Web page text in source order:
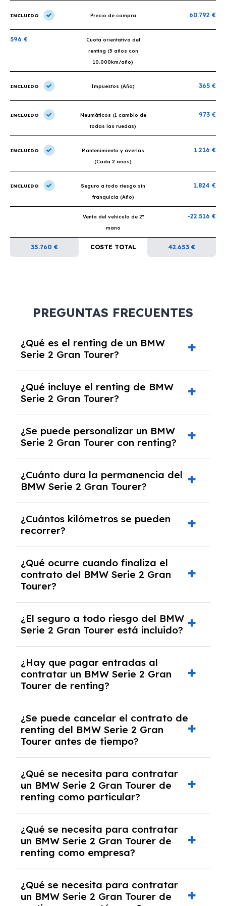
INCLUIDO Precio de compra 60.792 €
596 €
Cuota orientativa del
renting (5 años con
10.000km/año)
INCLUIDO Impuestos (Año) 365 €
INCLUIDO
Neumáticos (1 cambio de
todas las ruedas)
973 €
INCLUIDO
Mantenimiento y averías
(Cada 2 años)
1.216 €
INCLUIDO
Seguro a todo riesgo sin
franquicia (Año)
1.824 €
Venta del vehículo de 2ª
mano
-22.516 €
35.760 € COSTE TOTAL 42.653 €
PREGUNTAS FRECUENTES
¿Qué es el renting de un BMW
Serie 2 Gran Tourer?
un contrato de alquiler a largo plazo en el que
pagas una cuota mensual fija por el uso del
coche durante un periodo determinado,
generalmente entre 2 y 5 años.
¿Qué incluye el renting de BMW
Serie 2 Gran Tourer?
seguro a todo riesgo, mantenimiento,
reparaciones, impuestos, asistencia en
carretera y gestión de la documentación.
¿Se puede personalizar un BMW
Serie 2 Gran Tourer con renting?
opciones y equipamiento adicional, siempre y
cuando lo pactes con la empresa de renting.
¿Cuánto dura la permanencia del
BMW Serie 2 Gran Tourer?
renting, que normalmente varía entre 2 y 5
años.
¿Cuántos kilómetros se pueden
recorrer?
contrato y puede variar entre 10,000 y
30,000 km anuales. Si excedes ese límite,
puede haber un cargo adicional.
¿Qué ocurre cuando finaliza el
contrato del BMW Serie 2 Gran
Tourer?
coche, renovarlo por uno nuevo o, en algunos
casos, comprarlo a un precio previamente
acordado.
¿El seguro a todo riesgo del BMW
Serie 2 Gran Tourer está incluido?
Serie 2 Gran Tourer con el seguro a todo
riesgo sin franquicia incluido dentro de las
cuotas mensuales.
¿Hay que pagar entradas al
contratar un BMW Serie 2 Gran
Tourer de renting?
tendrás que pagar ningún tipo de entrada
salvo en casos que lo exija el proveedor
debido al resultado del estudio de viabilidad
económica.
¿Se puede cancelar el contrato de
renting del BMW Serie 2 Gran
Tourer antes de tiempo?
pero puede haber penalizaciones por
cancelación anticipada. Es importante revisar
las condiciones del contrato y hablar con un
experto que te asesore.
¿Qué se necesita para contratar
un BMW Serie 2 Gran Tourer de
renting como particular?
y, en algunos casos, una consulta de solvencia
crediticia y un pago inicial.
¿Qué se necesita para contratar
un BMW Serie 2 Gran Tourer de
renting como empresa?
documentación financiera y, en algunos
casos, un informe de solvencia de la empresa
¿Qué se necesita para contratar
un BMW Serie 2 Gran Tourer de